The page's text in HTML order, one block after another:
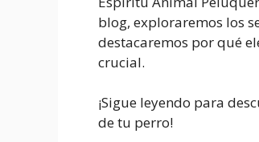
blog, exploraremos los
destacaremos por qué
crucial.
¡Sigue leyendo para
de tu perro!